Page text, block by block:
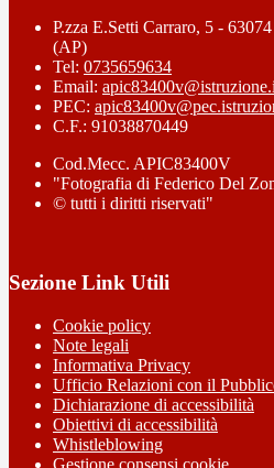
P.zza E.Setti Carraro, 5 -
(AP)
Tel: 0735659634
Email:
PEC:
C.F.: 91038870449
Cod.Mecc. APIC83400V
"Fotografia di Federico Del
© tutti i diritti riservati"
Sezione Link Utili
Cookie policy
Note legali
Informativa Privacy
Ufficio Relazioni con il
Dichiarazione di accessibilità
Obiettivi di accessibilità
Whistleblowing
Gestione consensi cookie